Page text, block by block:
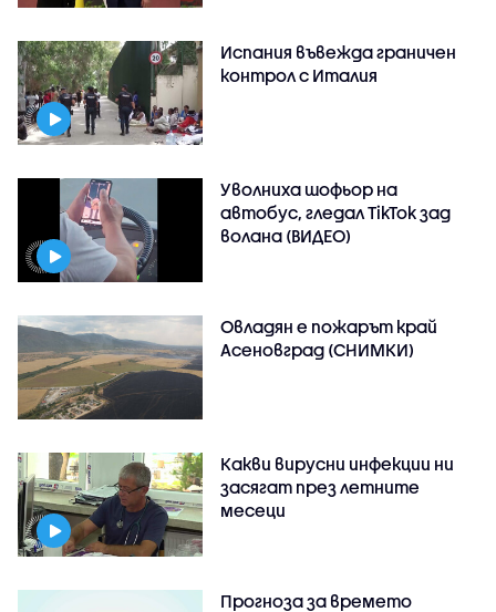
Испания въвежда граничен
контрол с Италия
Уволниха шофьор на
автобус, гледал TikTok зад
волана (ВИДЕО)
Овладян е пожарът край
Асеновград (СНИМКИ)
Какви вирусни инфекции ни
засягат през летните
месеци
Прогноза за времето